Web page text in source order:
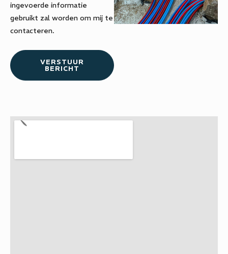
ingevoerde informatie
gebruikt zal worden om mij te
contacteren.
VERSTUUR
BERICHT